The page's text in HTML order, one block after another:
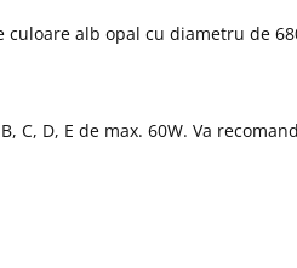
alb opal cu diametru de
C, D, E de max. 60W. Va